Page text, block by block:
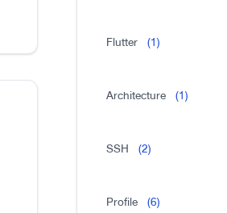
Flutter (1)
Architecture (1)
SSH (2)
Profile (6)